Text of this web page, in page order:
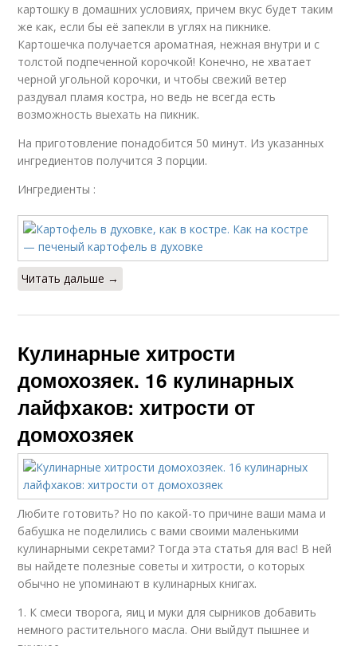
картошку в домашних условиях, причем вкус будет таким
же как, если бы её запекли в углях на пикнике.
Картошечка получается ароматная, нежная внутри и с
толстой подпеченной корочкой! Конечно, не хватает
черной угольной корочки, и чтобы свежий ветер
раздувал пламя костра, но ведь не всегда есть
возможность выехать на пикник.
На приготовление понадобится 50 минут. Из указанных
ингредиентов получится 3 порции.
Ингредиенты :
Читать дальше →
Кулинарные хитрости
домохозяек. 16 кулинарных
лайфхаков: хитрости от
домохозяек
Любите готовить? Но по какой-то причине ваши мама и
бабушка не поделились с вами своими маленькими
кулинарными секретами? Тогда эта статья для вас! В ней
вы найдете полезные советы и хитрости, о которых
обычно не упоминают в кулинарных книгах.
1. К смеси творога, яиц и муки для сырников добавить
немного растительного масла. Они выйдут пышнее и